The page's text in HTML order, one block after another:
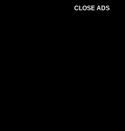
CLOSE ADS